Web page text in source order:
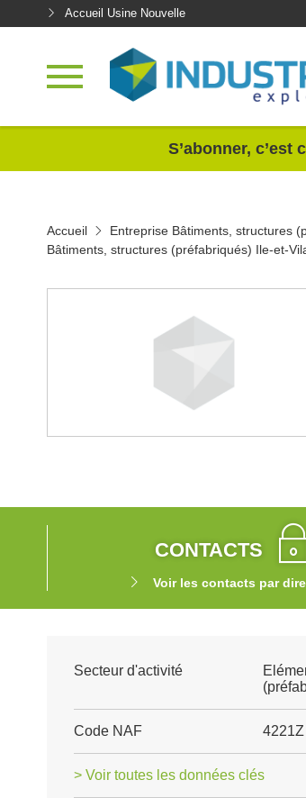
Accueil Usine Nouvelle
S’abonner,
Accueil Entreprise Bâtiments, structures
Bâtiments, structures (préfabriqués) Ile-et-
CONTACTS
Voir les contacts par
Secteur d'activité
Code NAF
> Voir toutes les données clés